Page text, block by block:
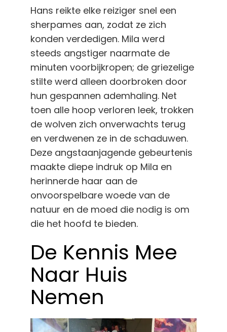
Hans reikte elke reiziger snel een
sherpames aan, zodat ze zich
konden verdedigen. Mila werd
steeds angstiger naarmate de
minuten voorbijkropen; de griezelige
stilte werd alleen doorbroken door
hun gespannen ademhaling. Net
toen alle hoop verloren leek, trokken
de wolven zich onverwachts terug
en verdwenen ze in de schaduwen.
Deze angstaanjagende gebeurtenis
maakte diepe indruk op Mila en
herinnerde haar aan de
onvoorspelbare woede van de
natuur en de moed die nodig is om
die het hoofd te bieden.
De Kennis Mee
Naar Huis
Nemen